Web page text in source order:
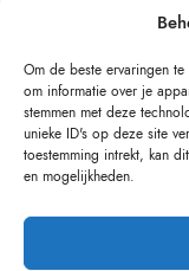
Om de beste ervaringen
om informatie over je
stemmen met deze
unieke ID's op deze site
toestemming intrekt, kan
en mogelijkheden.
Afgemonteerd laten
Drop-shipping
Link building